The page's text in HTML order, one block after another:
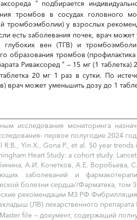
®подбирается
тромбов в сосудах головного
тромбоэмболии) у взрослых
есть заболевания почек, врач
глубоких вен (ТГВ) и
образования тромбов
Риваксоред® — 15 мг (1
20 мг 1 раз в сутки. По
врач может уменьшить дозу до 1
исследования мониторинга
первое полугодие 2024
R.B., Yin X., Gona P., et al. 50 year
Heart Study: a cohort study.
А.И. Кочетков, А.Е. Воробьева,
заболеваний и
болезни сердца//Фарматека, том
рекомендации МЗ РФ
(ЛВ) лекарственного препарата
file — документ, содержащий